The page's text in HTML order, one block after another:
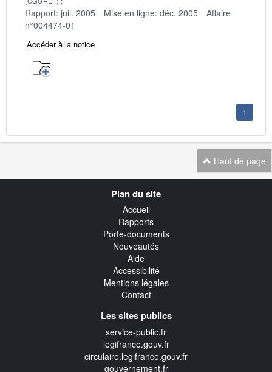
Rapport: juil. 2005 Mise en ligne: déc. 2005
Affaire
n°004474-01
Accéder à la notice
1
Haut de page
Plan du site
Accueil
Rapports
Porte-documents
Nouveautés
Aide
Accessibilité
Mentions légales
Contact
Les sites publics
service-public.fr
legifrance.gouv.fr
circulaire.legifrance.gouv.fr
gouvernement.fr